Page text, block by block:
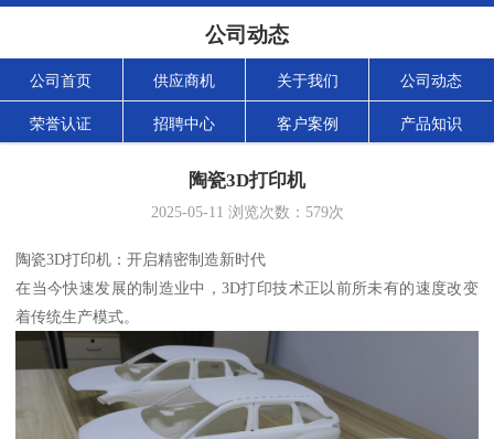
公司动态
公司首页 供应商机 关于我们 公司动态
荣誉认证 招聘中心 客户案例 产品知识
陶瓷3D打印机
2025-05-11 浏览次数： 579次
陶瓷3D打印机：开启精密制造新时代
在当今快速发展的制造业中，3D打印技术正以前所未有的速度改变
着传统生产模式。